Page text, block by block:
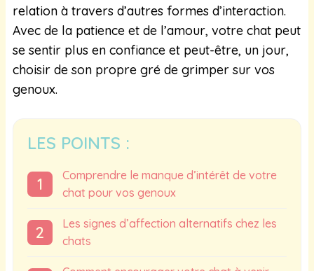
relation à travers d’autres formes d’interaction.
Avec de la patience et de l’amour, votre chat peut
se sentir plus en confiance et peut-être, un jour,
choisir de son propre gré de grimper sur vos
genoux.
LES POINTS :
Comprendre le manque d’intérêt de votre
chat pour vos genoux
Les signes d’affection alternatifs chez les
chats